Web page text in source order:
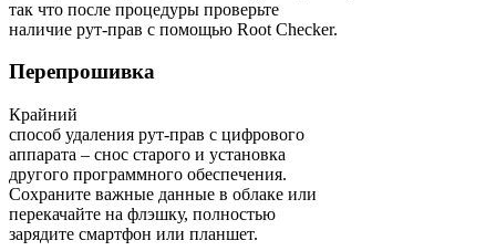
так что после процедуры проверьте
наличие рут-прав с помощью Root Checker.
Перепрошивка
Крайний
способ удаления рут-прав с цифрового
аппарата – снос старого и установка
другого программного обеспечения.
Сохраните важные данные в облаке или
перекачайте на флэшку, полностью
зарядите смартфон или планшет.